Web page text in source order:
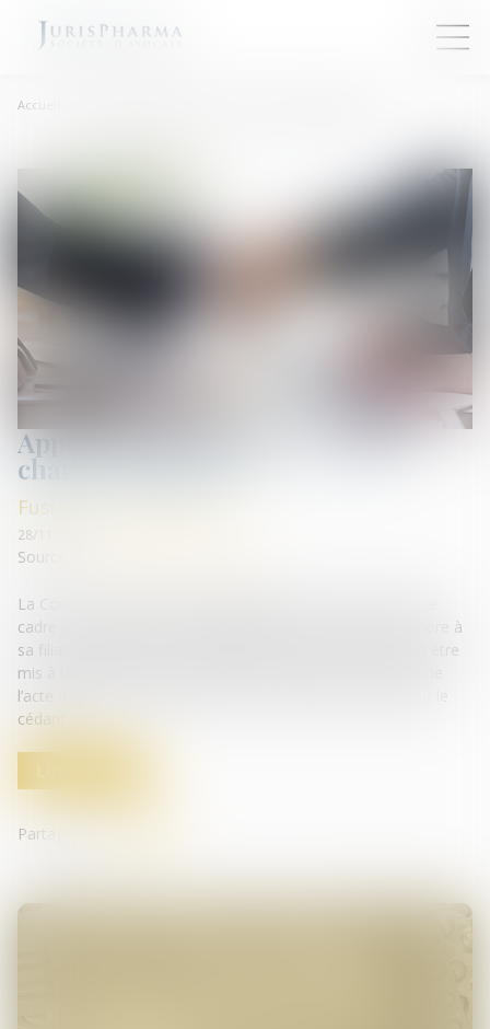
Accueil
Apport partiel d’actif et cession :
charge du passif ?
Fusions et acquisitions
28/11/2018
Source :
La Cour de cassation vient rappeler que le passif né dans le
cadre d’une branche d’activité apportée par une société mère à
sa filiale, dont les titres ont été par la suite cédés, ne peut être
mis à la charge du tiers acquéreur, dès lors qu’une clause de
l’acte de cession prévoit la prise en charge de ce passif par le
cédant...
Lire la suite
Partager sur